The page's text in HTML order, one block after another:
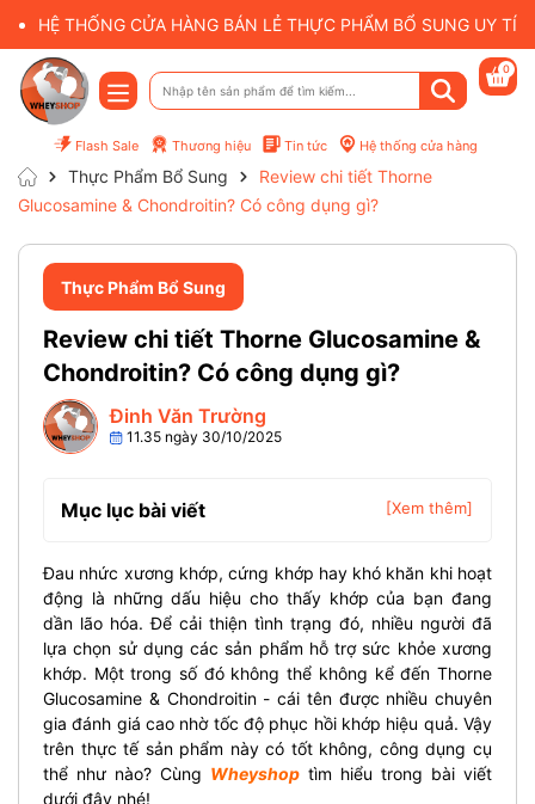
HỆ THỐNG CỬA HÀNG BÁN LẺ THỰC PHẨM BỔ SUNG UY
Flash Sale Thương hiệu Tin tức Hệ thống cửa hàng
0
Thực Phẩm Bổ Sung
Review chi tiết Thorne
Glucosamine & Chondroitin? Có công dụng gì?
Thực Phẩm Bổ Sung
Review chi tiết Thorne Glucosamine &
Chondroitin? Có công dụng gì?
Đinh Văn Trường
11.35 ngày 30/10/2025
Mục lục bài viết [Xem thêm]
Đau nhức xương khớp, cứng khớp hay khó khăn khi hoạt
động là những dấu hiệu cho thấy khớp của bạn đang
dần lão hóa. Để cải thiện tình trạng đó, nhiều người đã
lựa chọn sử dụng các sản phẩm hỗ trợ sức khỏe xương
khớp. Một trong số đó không thể không kể đến Thorne
Glucosamine & Chondroitin - cái tên được nhiều chuyên
gia đánh giá cao nhờ tốc độ phục hồi khớp hiệu quả. Vậy
trên thực tế sản phẩm này có tốt không, công dụng cụ
thể như nào? Cùng Wheyshop tìm hiểu trong bài viết
dưới đây nhé!